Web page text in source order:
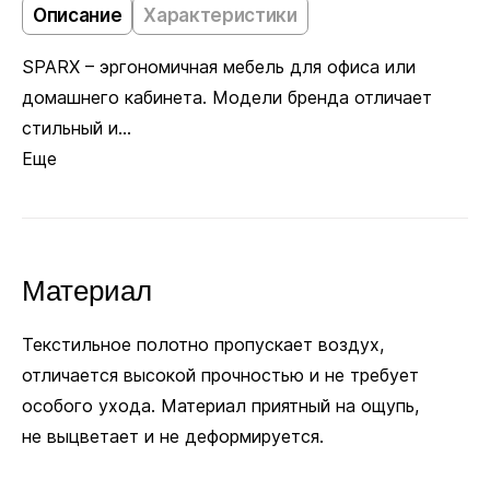
Описание Характеристики
SPARX – эргономичная мебель для офиса или
домашнего кабинета. Модели бренда отличает
стильный и...
Еще
Материал
Текстильное полотно пропускает воздух,
отличается высокой прочностью и не требует
особого ухода. Материал приятный на ощупь,
не выцветает и не деформируется.